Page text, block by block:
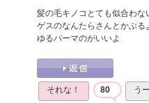
髪の毛キノコとても似合わな
ゲスのなんたらさんとかぶる
ゆるパーマのがいいよ
それな！ 80 う